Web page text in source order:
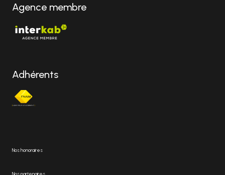
Agence membre
Adhérents
Nos honoraires
Nos partenaires